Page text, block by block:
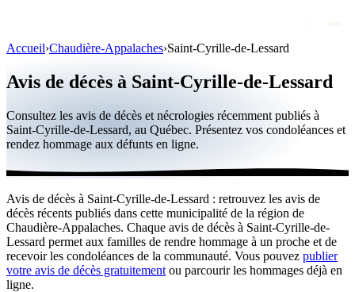
Personnalités publiques
Québec
Canada
International
Par région
Par ville
Maisons funéraires
Accueil›Chaudière-Appalaches›Saint-Cyrille-de-Lessard
Avis de décès à Saint-Cyrille-de-Lessard
Consultez les avis de décès et nécrologies récemment publiés à
Saint-Cyrille-de-Lessard, au Québec. Présentez vos condoléances et
rendez hommage aux défunts en ligne.
Avis de décès à Saint-Cyrille-de-Lessard : retrouvez les avis de
décès récents publiés dans cette municipalité de la région de
Chaudière-Appalaches. Chaque avis de décès à Saint-Cyrille-de-
Lessard permet aux familles de rendre hommage à un proche et de
recevoir les condoléances de la communauté. Vous pouvez publier
votre avis de décès gratuitement ou parcourir les hommages déjà en
ligne.